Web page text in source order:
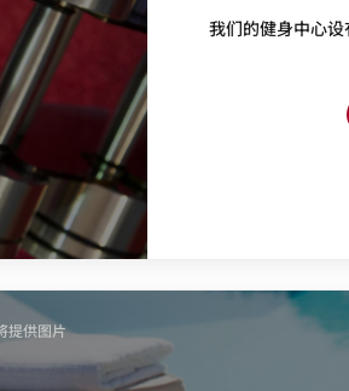
我们的健身中心
提供图片